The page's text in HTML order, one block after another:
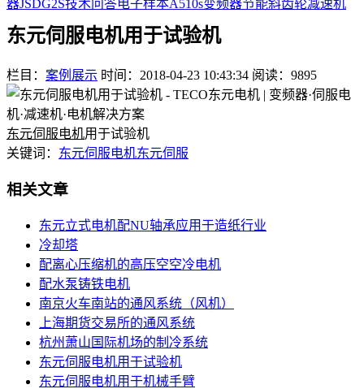
器JSDG2S技术问答电子样本A510s变频器节能斜齿轮减速机
东元伺服电机用于试验机
栏目： 案例展示 时间：2018-04-23 10:43:34 阅读：9895
东元伺服电机用于试验机
关键词： 东元伺服电机东元伺服
相关文章
东元立式电机配NU轴承应用于造纸行业
冷却塔
配离心压缩机的高压空空冷电机
配水泵铸铁电机
南京火车南站的通风系统（风机）
上海期货交易所的通风系统
杭州萧山国际机场的制冷系统
东元伺服电机用于试验机
东元伺服电机用于机械手臂